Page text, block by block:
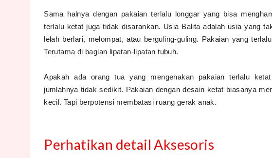
Sama halnya dengan pakaian terlalu longgar yang bisa
terlalu ketat juga tidak disarankan. Usia Balita adalah usia yang
lelah berlari, melompat, atau berguling-guling. Pakaian yang
Terutama di bagian lipatan-lipatan tubuh.
Apakah ada orang tua yang mengenakan pakaian terlalu
jumlahnya tidak sedikit. Pakaian dengan desain ketat biasanya
kecil. Tapi berpotensi membatasi ruang gerak anak.
Perhatikan detail Aksesoris